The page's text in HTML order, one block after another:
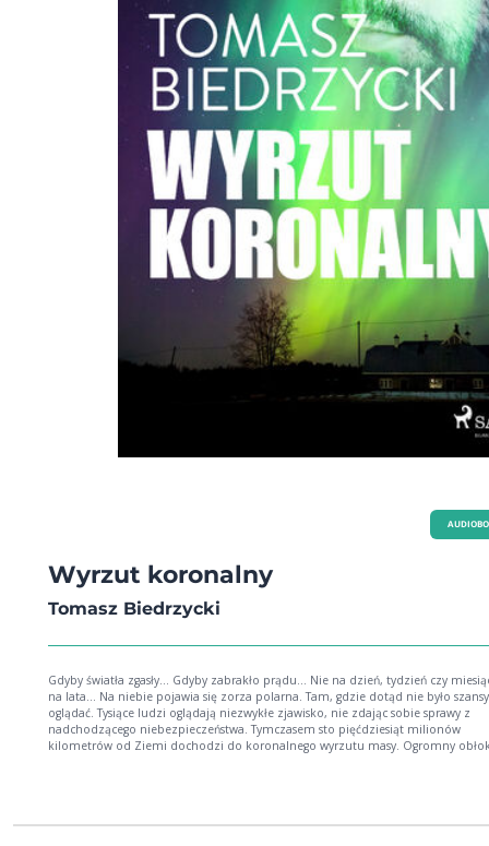
Wyrzut koronalny
Tomasz Biedrzycki
Gdyby światła zgasły... Gdyby zabrakło prądu... Nie na dzień, tydzień czy
na lata... Na niebie pojawia się zorza polarna. Tam, gdzie dotąd nie było szansy jej
oglądać. Tysiące ludzi oglądają niezwykłe zjawisko, nie zdając sobie sprawy z
nadchodzącego niebezpieczeństwa. Tymczasem sto pięćdziesiąt milionów
kilometrów od Ziemi dochodzi do koronalnego wyrzutu masy. Ogromny